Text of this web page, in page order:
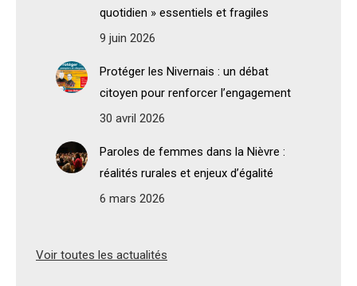
quotidien » essentiels et fragiles
9 juin 2026
Protéger les Nivernais : un débat
citoyen pour renforcer l’engagement
30 avril 2026
Paroles de femmes dans la Nièvre :
réalités rurales et enjeux d’égalité
6 mars 2026
Voir toutes les actualités